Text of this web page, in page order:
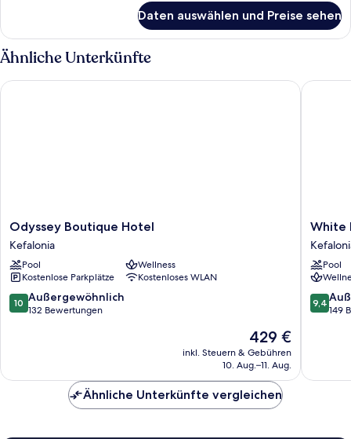
Doppelzimmer,
eingeschränkter
Meerblick
Daten auswählen und Preise sehen
Ähnliche Unterkünfte
Odyssey
Boutique
Hotel
Kefalonia
Odyssey Boutique Hotel
Kefalonia
Pool
Wellness
Kostenlose Parkplätze
Kostenloses WLAN
10.0
von
10 Außergewöhnlich
132 Bewertungen
Der
Preis
beträgt
429 €
inkl. Steuern & Gebühren
10. Aug.–11. Aug.
Odyssey Boutique Hotel
White
Rocks
Hotel
White
Pool
9.4
von
9,4
149
White
Ähnliche Unterkünfte vergleichen